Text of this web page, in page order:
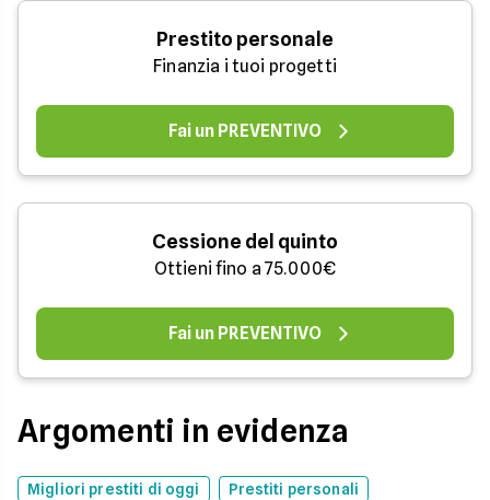
Prestito personale
Finanzia i tuoi progetti
Fai un PREVENTIVO
Cessione del quinto
Ottieni fino a 75.000€
Fai un PREVENTIVO
Argomenti in evidenza
Migliori prestiti di oggi
Prestiti personali